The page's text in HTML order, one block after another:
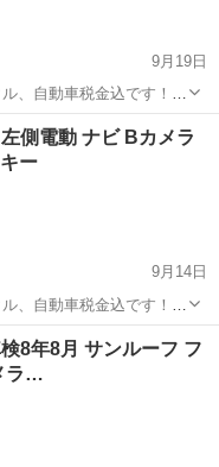
9月19日
、自動車税金込です！
べれば分かることやくだ
ト、連絡してこないでく
クーペ
側電動 ナビ Bカメラ
ー
9月14日
、自動車税金込です！
べれば分かることやくだ
ト、連絡してこないでく
クス
8年8月 サンルーフ フ
ラ…